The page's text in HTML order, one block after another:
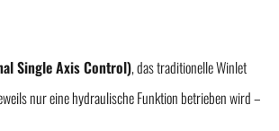
Single Axis Control), das traditionelle Winlet
nur eine hydraulische Funktion betrieben wird –